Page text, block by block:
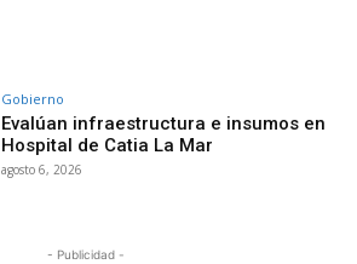
Gobierno
Evalúan infraestructura e insumos en
Hospital de Catia La Mar
agosto 6, 2026
- Publicidad -